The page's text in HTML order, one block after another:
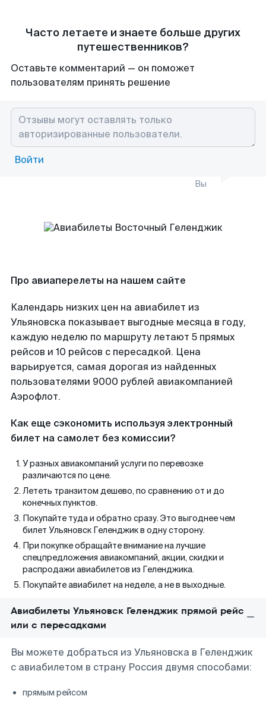
Часто летаете и знаете больше других
путешественников?
Оставьте комментарий — он поможет
пользователям принять решение
Войти
Вы
Про авиаперелеты на нашем сайте
Календарь низких цен на авиабилет из
Ульяновска показывает выгодные месяца в году,
каждую неделю по маршруту летают 5 прямых
рейсов и 10 рейсов с пересадкой. Цена
варьируется, самая дорогая из найденных
пользователями 9000 рублей авиакомпанией
Аэрофлот.
Как еще сэкономить используя электронный
билет на самолет без комиссии?
У разных авиакомпаний услуги по перевозке
различаются по цене.
Лететь транзитом дешево, по сравнению от и до
конечных пунктов.
Покупайте туда и обратно сразу. Это выгоднее чем
билет Ульяновск Геленджик в одну сторону.
При покупке обращайте внимание на лучшие
спецпредложения авиакомпаний, акции, скидки и
распродажи авиабилетов из Геленджика.
Покупайте авиабилет на неделе, а не в выходные.
Авиабилеты Ульяновск Геленджик прямой рейс
или с пересадками
Вы можете добраться из Ульяновска в Геленджик
с авиабилетом в страну Россия двумя способами:
прямым рейсом